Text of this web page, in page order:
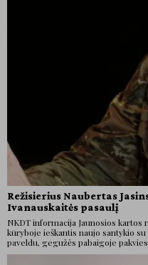
Režisierius Naubertas
Ivanauskaitės pasaulį
NKDT informacija Jaunosios kartos
kūryboje ieškantis naujo santykio
paveldu, gegužės pabaigoje pakvies